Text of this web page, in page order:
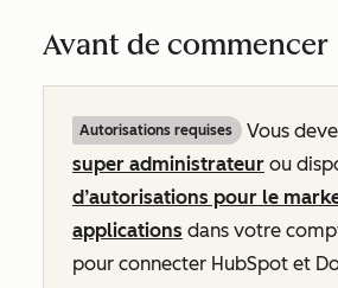
Avant de commencer
Autorisations requises
Vous
super administrateur ou
d’autorisations pour le
applications dans votre
pour connecter HubSpot et